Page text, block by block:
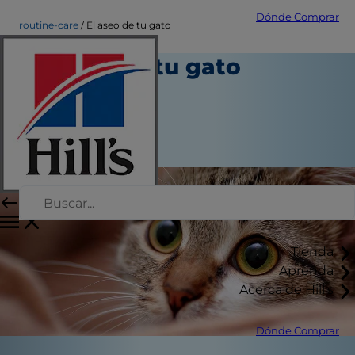
Dónde Comprar
Tienda
Aprenda
Acerca de Hill's
Dónde Comprar
routine-care El aseo de tu gato
El aseo de tu gato
Cuidado diario
Autor del personal
|
Septiembre 11, 2015